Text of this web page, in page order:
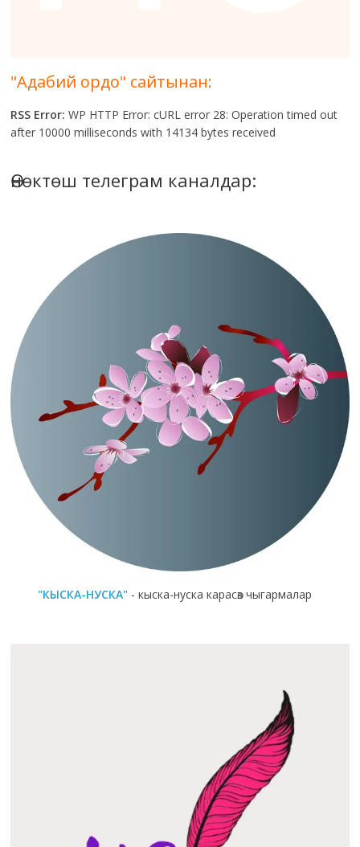
"Адабий ордо" сайтынан:
RSS Error: WP HTTP Error: cURL error 28: Operation timed out
after 10000 milliseconds with 14134 bytes received
Өнөктөш телеграм каналдар:
"КЫСКА-НУСКА" - кыска-нуска карасөз чыгармалар